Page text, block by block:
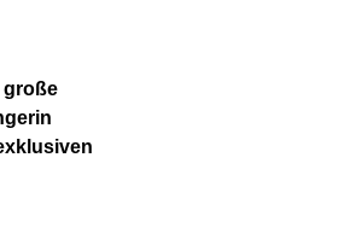
große